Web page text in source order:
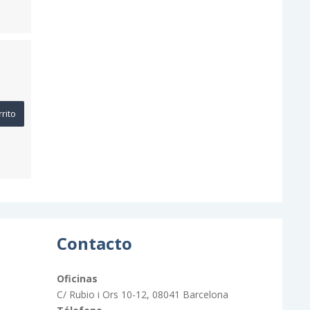
Contacto
Oficinas
C/ Rubio i Ors 10-12, 08041 Barcelona